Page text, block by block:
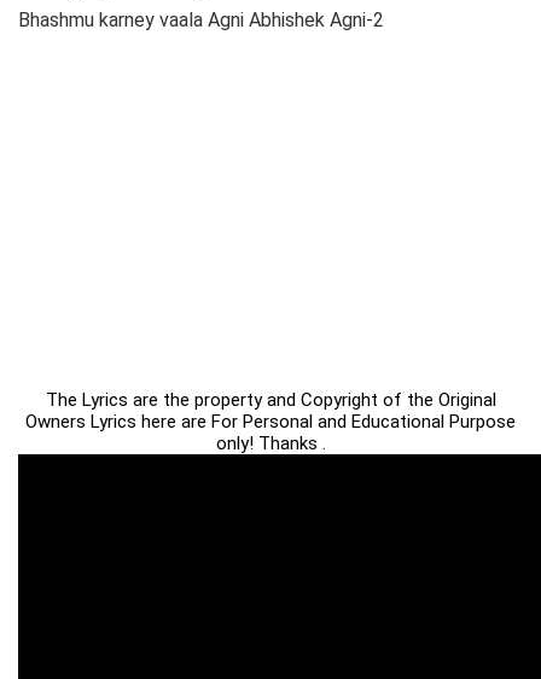
Bhashmu karney vaala Agni Abhishek Agni-2
The Lyrics are the property and Copyright of the Original
Owners Lyrics here are For Personal and Educational Purpose
only! Thanks .